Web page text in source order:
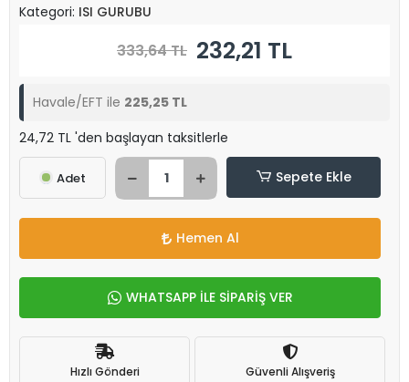
Kategori: ISI GURUBU
333,64 TL 232,21 TL
Havale/EFT ile 225,25 TL
24,72 TL 'den başlayan taksitlerle
Adet Sepete Ekle
Hemen Al
WHATSAPP İLE SİPARİŞ VER
Hızlı Gönderi Güvenli Alışveriş